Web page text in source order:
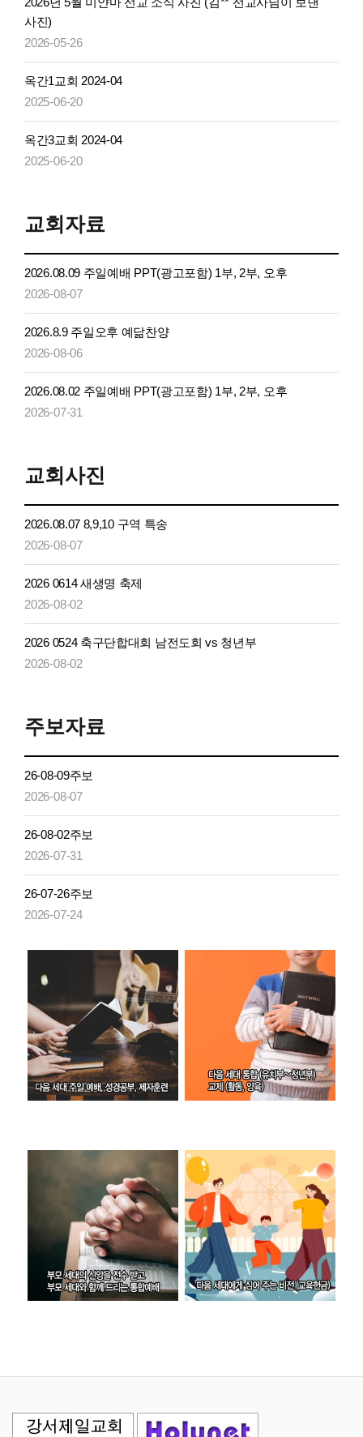
사진)
2026-05-26
옥간1교회 2024-04
2025-06-20
옥간3교회 2024-04
2025-06-20
교회자료
2026.08.09 주일예배 PPT(광고포함) 1부, 2부, 오후
2026-08-07
2026.8.9 주일오후 예닮찬양
2026-08-06
2026.08.02 주일예배 PPT(광고포함) 1부, 2부, 오후
2026-07-31
교회사진
2026.08.07 8,9,10 구역 특송
2026-08-07
2026 0614 새생명 축제
2026-08-02
2026 0524 축구단합대회 남전도회 vs 청년부
2026-08-02
주보자료
26-08-09주보
2026-08-07
26-08-02주보
2026-07-31
26-07-26주보
2026-07-24